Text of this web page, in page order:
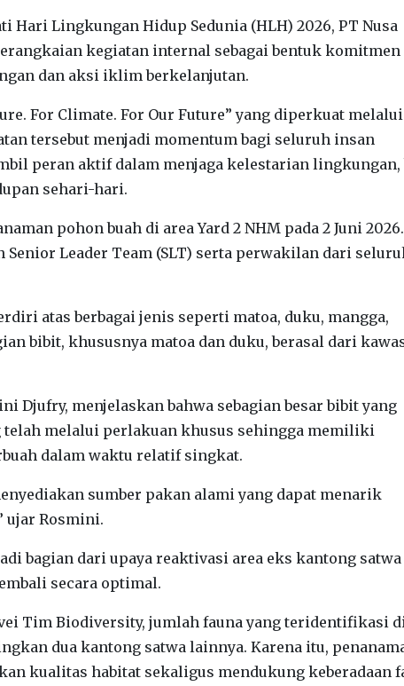
Hari Lingkungan Hidup Sedunia (HLH) 2026, PT Nusa
kegiatan internal sebagai bentuk komitmen
dan aksi iklim berkelanjutan.
For Climate. For Our Future” yang diperkuat melalui
tersebut menjadi momentum bagi seluruh insan
peran aktif dalam menjaga kelestarian
sehari-hari.
pohon buah di area Yard 2 NHM pada 2 Juni 2026.
Leader Team (SLT) serta perwakilan dari
atas berbagai jenis seperti matoa, duku, mangga,
bibit, khususnya matoa dan duku, berasal dari
Djufry, menjelaskan bahwa sebagian besar bibit yang
telah melalui perlakuan khusus sehingga memiliki
dalam waktu relatif singkat.
sumber pakan alami yang dapat menarik
ujar Rosmini.
bagian dari upaya reaktivasi area eks kantong satwa
secara optimal.
Tim Biodiversity, jumlah fauna yang teridentifikasi di
dua kantong satwa lainnya. Karena itu,
kualitas habitat sekaligus mendukung keberadaan